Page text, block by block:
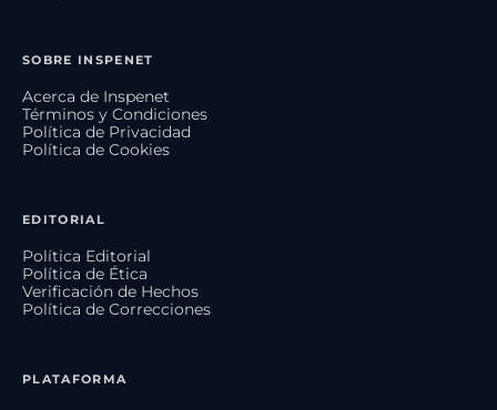
SOBRE INSPENET
Acerca de Inspenet
Términos y Condiciones
Política de Privacidad
Política de Cookies
EDITORIAL
Política Editorial
Política de Ética
Verificación de Hechos
Política de Correcciones
PLATAFORMA